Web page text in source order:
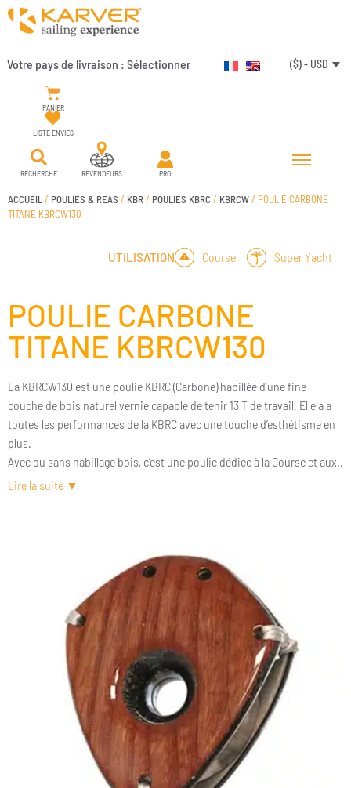
Votre pays de livraison : Sélectionner ($) - USD
PANIER
LISTE ENVIES
RECHERCHE REVENDEURS PRO
ACCUEIL / POULIES & REAS / KBR/ POULIES KBRC/ KBRCW/ POULIE CARBONE
TITANE KBRCW130
UTILISATION Course Super Yacht
POULIE CARBONE
TITANE KBRCW130
La KBRCW130 est une poulie KBRC (Carbone) habillée d’une fine
couche de bois naturel vernie capable de tenir 13 T de travail. Elle a a
toutes les performances de la KBRC avec une touche d’esthétisme en
plus.
Avec ou sans habillage bois, c’est une poulie dédiée à la Course et aux
Super Yachts. C’est une poulie lashing à très faible friction prévue
élevées. Réa titane, rouleaux titane, billes latérales en céramique et
flasques en carbone vernis. La KBRC et ses déclinaisons sont
certainement les poulies les plus performantes du marché.